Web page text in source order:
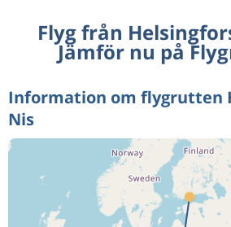
Flyg från
Jämför nu på
Information om flygrutten
Nis